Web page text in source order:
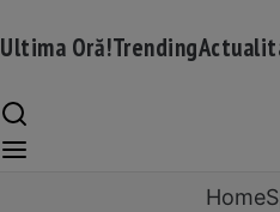
Ultima Oră!Trending
Home